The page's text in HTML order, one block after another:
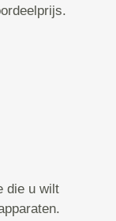
die u wilt